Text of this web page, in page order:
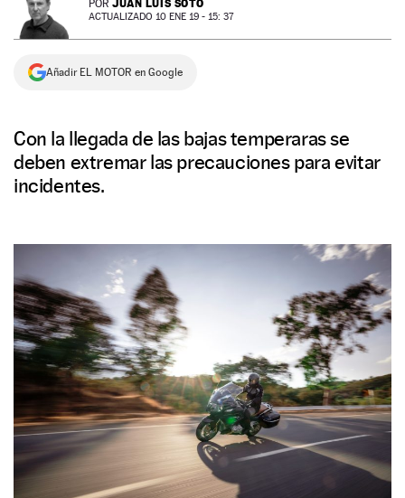
NEWSLETTER
SÍGUENOS
POR JUAN LUIS SOTO
ACTUALIZADO 10 ENE 19 - 15: 37
Añadir EL MOTOR en Google
Con la llegada de las bajas temperaras se
deben extremar las precauciones para evitar
incidentes.